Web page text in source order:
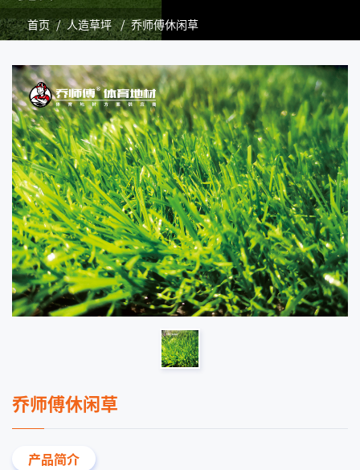
首页 / 人造草坪 / 乔师傅休闲草
乔师傅休闲草
产品简介